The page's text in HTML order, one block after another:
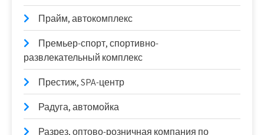
Прайм, автокомплекс
Премьер-спорт, спортивно-
развлекательный комплекс
Престиж, SPA-центр
Радуга, автомойка
Разрез, оптово-розничная компания по